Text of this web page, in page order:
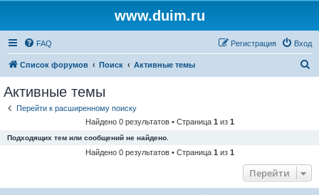
www.duim.ru
FAQ Вход
Регистрация
Список форумов Поиск Активные темы
Активные темы
Перейти к расширенному поиску
Найдено 0 результатов • Страница 1 из 1
Подходящих тем или сообщений не найдено.
Найдено 0 результатов • Страница 1 из 1
Перейти